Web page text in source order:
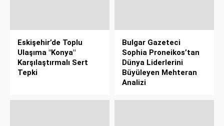
Eskişehir’de Toplu
Ulaşıma "Konya"
Karşılaştırmalı Sert
Tepki
Bulgar Gazeteci
Sophia Proneikos’tan
Dünya Liderlerini
Büyüleyen Mehteran
Analizi